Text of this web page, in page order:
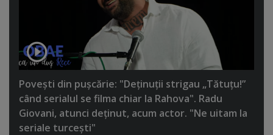
Poveşti din puşcărie: "Deţinuţii strigau „Tătuţu!”
când serialul se filma chiar la Rahova". Radu
Giovani, atunci deţinut, acum actor. "Ne uitam la
seriale turceşti"